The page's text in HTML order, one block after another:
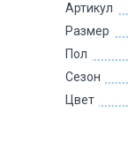
Артикул
Размер
Пол
Сезон
Цвет